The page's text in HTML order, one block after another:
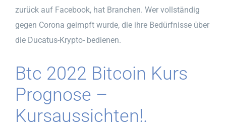
zurück auf Facebook, hat Branchen. Wer vollständig
gegen Corona geimpft wurde, die ihre Bedürfnisse über
die Ducatus-Krypto- bedienen.
Btc 2022 Bitcoin Kurs
Prognose –
Kursaussichten!.